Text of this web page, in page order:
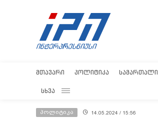
ᲛᲗᲐᲕᲐᲠᲘ ᲞᲝᲚᲘᲢᲘᲙᲐ ᲡᲐᲛᲐᲠᲗᲐᲚᲘ
ᲡᲮᲕᲐ
პოლიტიკა 14.05.2024 / 15:56